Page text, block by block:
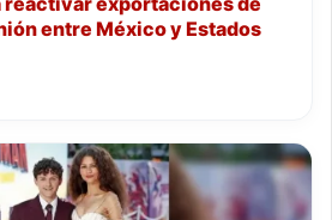
entre México y Estados